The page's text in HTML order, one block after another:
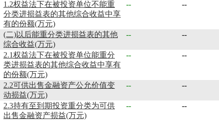
1.2权益法下在被投资单位不能重
分类进损益表的其他综合收益中享
有的份额(万元)
-- --
(二)以后能重分类进损益表的其他
综合收益(万元)
-- --
2.1权益法下在被投资单位能重分
类进损益表的其他综合收益中享有
的份额(万元)
-- --
2.2可供出售金融资产公允价值变
动损益(万元)
-- --
2.3持有至到期投资重分类为可供
出售金融资产损益(万元)
-- --